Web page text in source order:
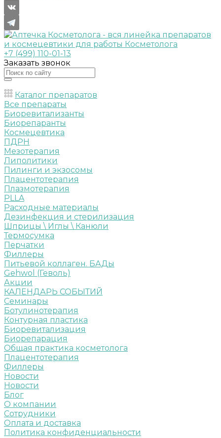
+7 (499) 110-01-13
Заказать звонок
Каталог препаратов
Все препараты
Биоревитализанты
Биорепаранты
Космецевтика
ПДРН
Мезотерапия
Липолитики
Пилинги и экзосомы
Плацентотерапия
Плазмотерапия
PLLA
Расходные материалы
Дезинфекция и стерилизация
Шприцы \ Иглы \ Канюли
Термосумка
Перчатки
Филлеры
Питьевой коллаген. БАДы
Gehwol (Геволь)
Акции
КАЛЕНДАРЬ СОБЫТИЙ
Семинары
Ботулинотерапия
Контурная пластика
Биоревитализация
Биорепарация
Общая практика косметолога
Плацентотерапия
Филлеры
Новости
Новости
Блог
О компании
Сотрудники
Оплата и доставка
Политика конфиденциальности